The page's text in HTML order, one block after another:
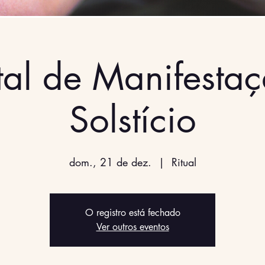
de
Solstício
dom., 21 de dez.
  |
Ritual
O registro está fechado
Ver outros eventos